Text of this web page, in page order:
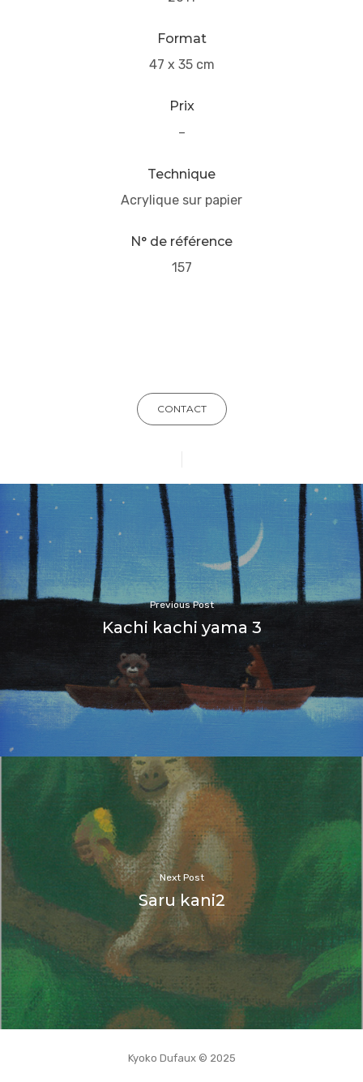
Format
47 x 35 cm
Prix
–
Technique
Acrylique sur papier
N° de référence
157
CONTACT
Previous Post
Kachi kachi yama 3
Next Post
Saru kani2
Kyoko Dufaux © 2025